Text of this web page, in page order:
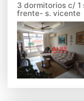
3 dormitorios c/ 1
frente- s. vicente